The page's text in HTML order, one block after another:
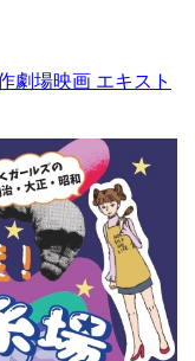
劇場映画 エキスト